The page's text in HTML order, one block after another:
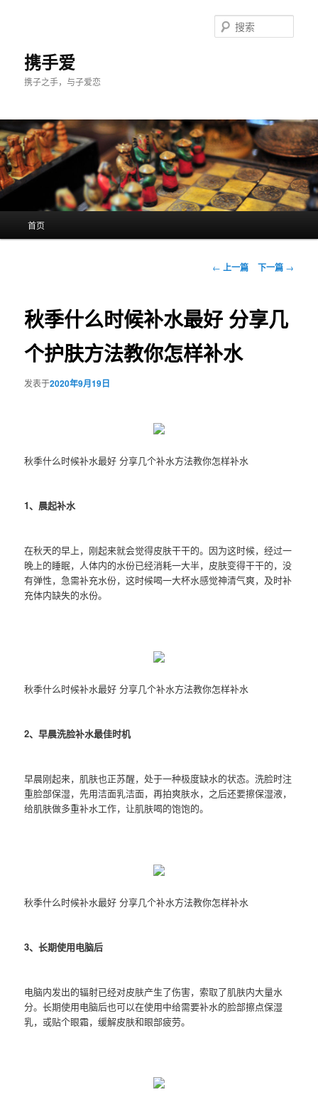
携手爱
携子之手，与子爱恋
索
首页
文
航
← 上一篇 下一篇 →
秋季什么时候补水最好 分享几
个护肤方法教你怎样补水
发表于2020年9月19日
秋季什么时候补水最好 分享几个补水方法教你怎样补水
1、晨起补水
在秋天的早上，刚起来就会觉得皮肤干干的。因为这时候，经过一
晚上的睡眠，人体内的水份已经消耗一大半，皮肤变得干干的，没
有弹性，急需补充水份，这时候喝一大杯水感觉神清气爽，及时补
充体内缺失的水份。
秋季什么时候补水最好 分享几个补水方法教你怎样补水
2、早晨洗脸补水最佳时机
早晨刚起来，肌肤也正苏醒，处于一种极度缺水的状态。洗脸时注
重脸部保湿，先用洁面乳洁面，再拍爽肤水，之后还要擦保湿液，
给肌肤做多重补水工作，让肌肤喝的饱饱的。
秋季什么时候补水最好 分享几个补水方法教你怎样补水
3、长期使用电脑后
电脑内发出的辐射已经对皮肤产生了伤害，索取了肌肤内大量水
分。长期使用电脑后也可以在使用中给需要补水的脸部擦点保湿
乳，或贴个眼霜，缓解皮肤和眼部疲劳。